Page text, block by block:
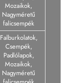
Mozaikok,
Nagyméretű
falicsempék
Falburkolatok,
Csempék,
Padlólapok,
Mozaikok,
Nagyméretű